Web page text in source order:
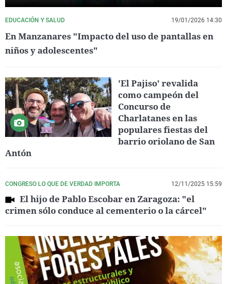
EDUCACIÓN Y SALUD 19/01/2026 14:30
En Manzanares "Impacto del uso de pantallas en
niños y adolescentes"
'El Pajiso' revalida
como campeón del
Concurso de
Charlatanes en las
populares fiestas del
barrio oriolano de San
Antón
CONGRESO LO QUE DE VERDAD IMPORTA 12/11/2025 15:59
El hijo de Pablo Escobar en Zaragoza: "el
crimen sólo conduce al cementerio o la cárcel"